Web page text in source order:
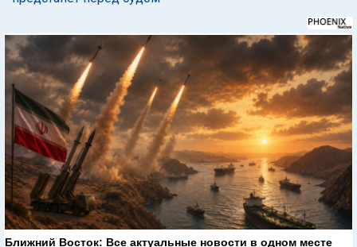
Ближний Восток: Все актуальные новости в одном месте